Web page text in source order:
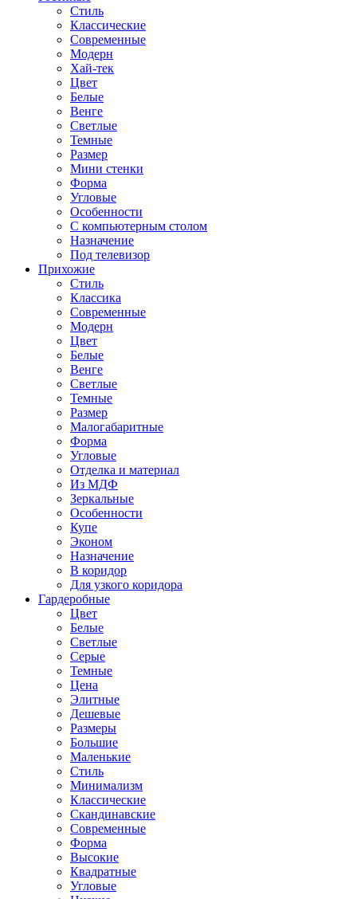
Стиль
Классические
Современные
Модерн
Хай-тек
Цвет
Белые
Венге
Светлые
Темные
Размер
Мини стенки
Форма
Угловые
Особенности
С компьютерным столом
Назначение
Под телевизор
Прихожие
Стиль
Классика
Современные
Модерн
Цвет
Белые
Венге
Светлые
Темные
Размер
Малогабаритные
Форма
Угловые
Отделка и материал
Из МДФ
Зеркальные
Особенности
Купе
Эконом
Назначение
В коридор
Для узкого коридора
Гардеробные
Цвет
Белые
Светлые
Серые
Темные
Цена
Элитные
Дешевые
Размеры
Большие
Маленькие
Стиль
Минимализм
Классические
Скандинавские
Современные
Форма
Высокие
Квадратные
Угловые